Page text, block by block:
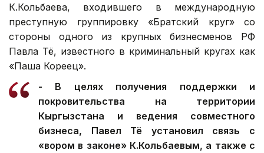
К.Кольбаева, входившего в международную
преступную группировку «Братский круг» со
стороны одного из крупных бизнесменов РФ
Павла Тё, известного в криминальный кругах как
«Паша Кореец».
- В целях получения поддержки и
покровительства на территории
Кыргызстана и ведения совместного
бизнеса, Павел Тё установил связь с
«вором в законе» К.Кольбаевым, а также с